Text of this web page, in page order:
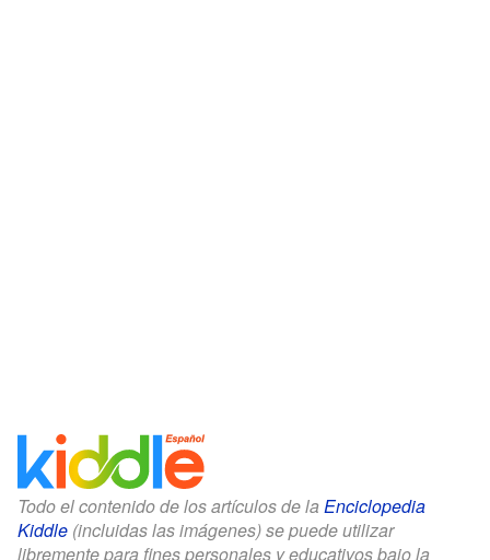
Todo el contenido de los artículos de la Enciclopedia
Kiddle (incluidas las imágenes) se puede utilizar
libremente para fines personales y educativos bajo la